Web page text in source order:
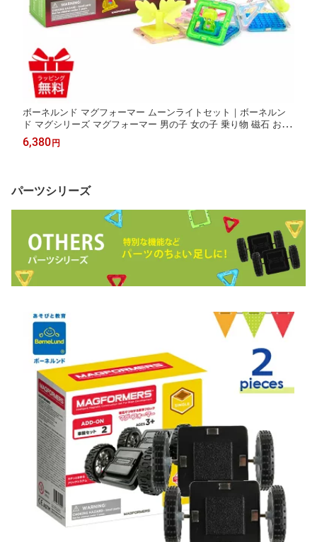
ボーネルンド マグフォーマー ムーンライトセット｜ボーネルン
ド マグシリーズ マグフォーマー 男の子 女の子 乗り物 磁石 おも
ちゃ クリスマス プレゼント 知育玩具
6,380 円
パーツシリーズ